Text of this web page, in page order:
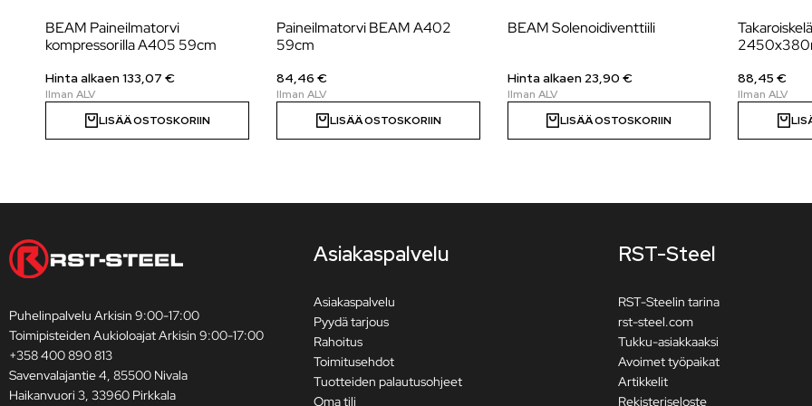
BEAM Paineilmatorvi
kompressorilla A405 59cm
Hinta alkaen 133,07 €
LISÄÄ OSTOSKORIIN
Paineilmatorvi BEAM A402
59cm
84,46 €
LISÄÄ OSTOSKORIIN
BEAM Solenoidiventtiili
Hinta alkaen 23,90 €
LISÄÄ OSTOSKORIIN
88,45 €
Puhelinpalvelu Arkisin 9:00-17:00
Toimipisteiden Aukioloajat Arkisin 9:00-17:00
+358 400 890 813
Savenvalajantie 4, 85500 Nivala
Haikanvuori 3, 33960 Pirkkala
Asiakaspalvelu
Asiakaspalvelu
Pyydä tarjous
Rahoitus
Toimitusehdot
Tuotteiden palautusohjeet
Oma tili
RST-Steel
RST-Steelin tarina
rst-steel.com
Tukku-asiakkaaksi
Avoimet työpaikat
Artikkelit
Rekisteriseloste